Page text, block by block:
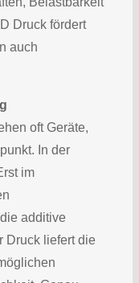
Druck fördert
auch
oft Geräte,
In der
im
additive
Druck liefert die